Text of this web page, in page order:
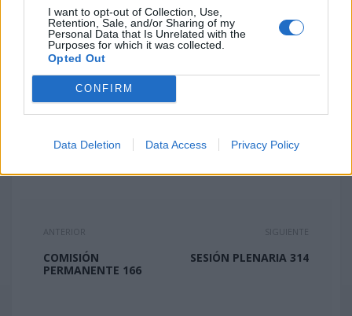
I want to opt-out of Collection, Use,
Retention, Sale, and/or Sharing of my
Personal Data that Is Unrelated with the
Purposes for which it was collected.
Opted Out
CONFIRM
Data Deletion Data Access Privacy Policy
Don José Manuel Betancort Álvarez, vocal del
Consejo Social.
Doña Dolores Fernández Martínez, Decana de la
Facultad de Filología.
Don Modesto Fernando Castrillón Santana,
Director de la Escuela de Ingeniería Informática.
representante de los estudiantes.
Secretaria: doña Graciela Ríos Guerra.
ANTERIOR
COMISIÓN
PERMANENTE 166
SIGUIENTE
SESIÓN PLENARIA 314